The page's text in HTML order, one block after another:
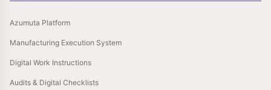
Azumuta Platform
Manufacturing Execution System
Digital Work Instructions
Audits & Digital Checklists